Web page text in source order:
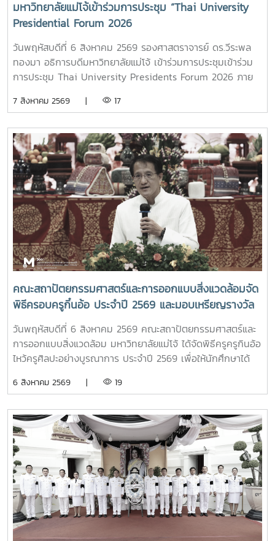
มหาวิทยาลัยแม่โจ้เข้าร่วมการประชุม “Thai University
Presidential Forum 2026
วันพฤหัสบดีที่ 6 สิงหาคม 2569 รองศาสตราจารย์ ดร.วีระพล
ทองมา อธิการบดีมหาวิทยาลัยแม่โจ้ เข้าร่วมการประชุมเข้าร่วม
การประชุม Thai University Presidents Forum 2026 ภาย
ได้รับเกียรติจาก ศาสตราจารย์ ดร.ยศชนัน วงศ์สวัสดิ์ รองนายก
วิทยาศาสตร์ วิจัยและนวัตกรรม เป็นประธานเปิดงาน ณ โรงแรม
เซ็นทารา แกรนด์ แอท เซ็นทรัลพลาซ่าลาดพร้าว กทม.สำหรับ
การประชุม Thai University Presidential Forum 2026 มี
นายดนุพร ปุณณกันต์ ผู้ช่วยรัฐมนตรีประจำกระทรวง อว.
ทพญ.ศรีญาดา ปาลิมาพันธ์ ที่ปรึกษา รมว.อว. ศ.ดร.ศุภชัย
ปทุมนากุล ปลัดกระทรวง อว. ดร.พันธุ์เพิ่มศักดิ์ อารุณี รองปลัด
กระทรวง อว. นางศรินยา สาขากร ผู้ช่วยปลัดกระทรวง อว.
คณะผู้บริหารหน่วยงานในกระทรวง อว. Professor Tan Eng
Chye, President, National University of Singapore
Professor Yang Bin , Vice Chancellor, Tsinghua
University Council Professor Tan Eng Chye อธิการบดี
มหาวิทยาลัยแห่งชาติสิงคโปร์ Professor Yang Bin รองประธาน
สภามหาวิทยาลัยชิงหวา ตลอดจนประธานที่ประชุมอธิการบดี ทั้ง
4 แห่ง ได้แก่ ที่ประชุมอธิการบดีแห่งประเทศไทย (ทปอ.) ที่ประชุม
อธิการบดีมหาวิทยาลัยราชภัฏ (ทปอ.มรภ.) ที่ประชุมอธิการบดี
มหาวิทยาลัยเทคโนโลยีราชมงคล (ทปอ.มทร.) สมาคมสถาบัน
แลกเปลี่ยนประสบการณ์ด้าน Reinventing University ผ่าน
ผู้นำเครือข่ายอุดมศึกษา การนำเสนอกรณีศึกษาการประยุกต์ใช้
AI และนวัตกรรมจากภาคเอกชน รวมถึงกิจกรรม Forum-to-
Action เพื่อร่วมกำหนดข้อเสนอเชิงนโยบายและแผนปฏิบัติการใน
การขับเคลื่อนมหาวิทยาลัยไทยในอนาคตการเข้าร่วมประชุมในครั้ง
นี้มหาวิทยาลัยแม่โจ้ติดตามทิศทางการเปลี่ยนแปลงของการ
อุดมศึกษาไทย พร้อมแลกเปลี่ยนองค์ความรู้และสร้างความร่วม
มือกับเครือข่ายสถาบันอุดมศึกษาทั่วประเทศ เพื่อร่วมกันพัฒนา
มหาวิทยาลัยไทยให้ก้าวทันการเปลี่ยนแปลงของโลกยุคดิจิทัล และ
ยกระดับศักยภาพด้านการศึกษา วิจัย และนวัตกรรมอย่างยั่งยืน
7 สิงหาคม 2569 | 17
คณะสถาปัตยกรรมศาสตร์และการออกแบบสิ่งแวดล้อมจัด
พิธีครอบครูกิ๋นอ้อ ประจำปี 2569 และมอบเหรียญรางวัล
เรียนดี เกียรติบัตรแก่นักศึกษาที่สร้างชื่อเสียง เพื่อสืบสาน
ประเพณีอันทรงคุณค่า แสดงความเคารพต่อครูบาอาจารย์
และความเป็นสิริมงคลก่อนเริ่มต้นเส้นทางแห่งการเรียนรู้
วันพฤหัสบดีที่ 6 สิงหาคม 2569 คณะสถาปัตยกรรมศาสตร์และ
การออกแบบสิ่งแวดล้อม มหาวิทยาลัยแม่โจ้ ได้จัดพิธีครูครูกินอ้อ
ไหว้ครูศิลปะอย่างบูรณาการ ประจำปี 2569 เพื่อให้นักศึกษาได้
อาจารย์ เกิดตระหนักถึงความสำคัญของศิลปวัฒนธรรมไทย และ
ตลอดจนเป็นการเสริมสร้างขวัญและกำลังใจให้กับนักศึกษาคณะ
สถาปัตยกรรมศาสตร์และการออกแบบสิ่งแวดล้อมทั้งนี้ได้รับ
เกียรติจาก รองศาสตราจารย์ ดร.เกรียงศักดิ์ ศรีเงินยวง รอง
อธิการบดี เป็นประธานในพิธี และกล่าวรายงานความเป็นมาและ
ความสำคัญของพิธีครอบครูกิ๋นอ้อ โดย อาจารย์ ดร.โชคอนันต์
วาณิชย์เลิศธนาสาร คณบดีคณะสถาปัตยกรรมฯ และทำพิธีครอบ
ครูกิ๋นอ้อแบบล้านนา รวมทั้งได้มอบเหรียญรางวัลเรียนดี เกียรติ
บัตรแก่นักศึกษาที่สร้างชื่อเสียงแก่คณะและมหาวิทยาลัย
6 สิงหาคม 2569 | 19